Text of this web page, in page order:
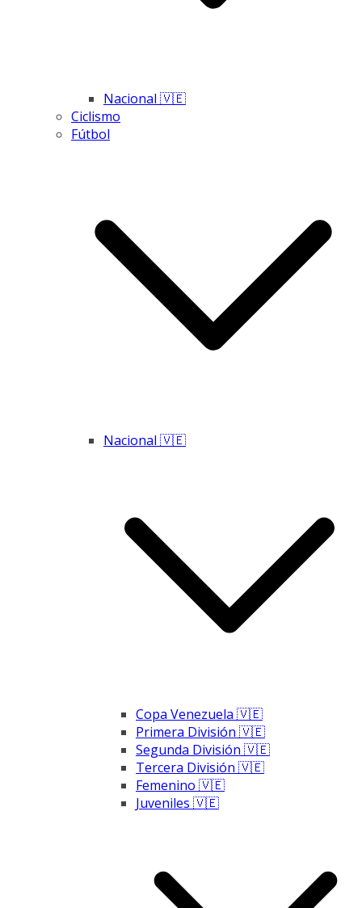
Nacional 🇻🇪
Ciclismo
Fútbol
Nacional 🇻🇪
Copa Venezuela 🇻🇪
Primera División 🇻🇪
Segunda División 🇻🇪
Tercera División 🇻🇪
Femenino 🇻🇪
Juveniles 🇻🇪